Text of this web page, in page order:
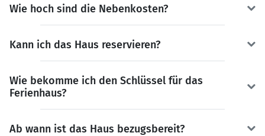
Wie hoch sind die Nebenkosten?
Kann ich das Haus reservieren?
Wie bekomme ich den Schlüssel für das
Ferienhaus?
Ab wann ist das Haus bezugsbereit?